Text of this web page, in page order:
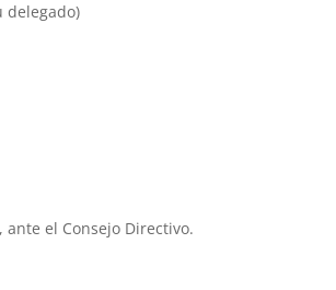
delegado)
el Consejo Directivo.